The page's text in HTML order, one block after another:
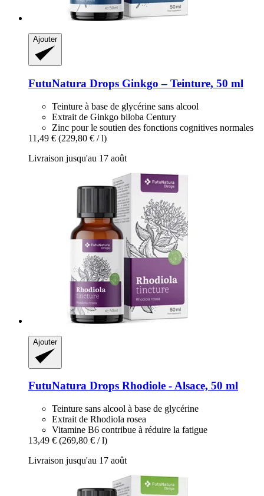
Ajouter
FutuNatura Drops Ginkgo – Teinture, 50 ml
Teinture à base de glycérine sans alcool
Extrait de Ginkgo biloba Century
Zinc pour le soutien des fonctions cognitives normales
11,49 € (229,80 € / l)
Livraison jusqu'au 17 août
Ajouter
FutuNatura Drops Rhodiole -​ Alsace, 50 ml
Teinture sans alcool à base de glycérine
Extrait de Rhodiola rosea
Vitamine B6 contribue à réduire la fatigue
13,49 € (269,80 € / l)
Livraison jusqu'au 17 août